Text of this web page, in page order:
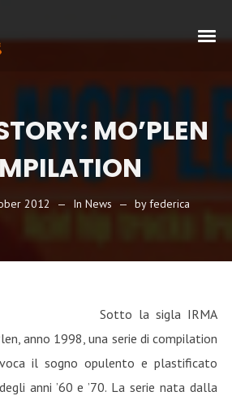
MO’PLEN
2012 In News byfederica
Sotto la sigla IRMA
anno 1998, una serie di compilation
il sogno opulento e plastificato
anni ’60 e ’70. La serie nata dalla